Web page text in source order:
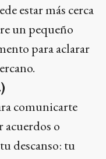
estar más cerca
un pequeño
para aclarar
comunicarte
acuerdos o
descanso: tu